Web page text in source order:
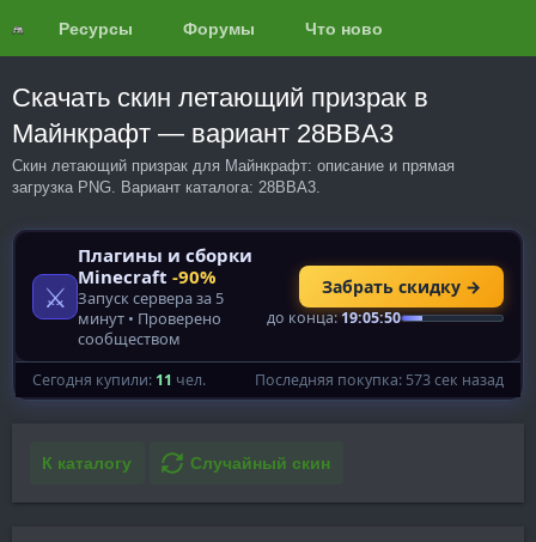
Ресурсы Форумы Что нового?
Скачать скин летающий призрак в
Майнкрафт — вариант 28BBA3
Скин летающий призрак для Майнкрафт: описание и прямая
загрузка PNG. Вариант каталога: 28BBA3.
К каталогу Случайный скин